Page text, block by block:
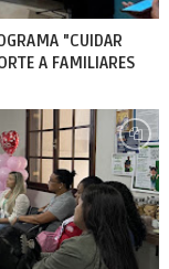
"CUIDAR
A FAMILIARES